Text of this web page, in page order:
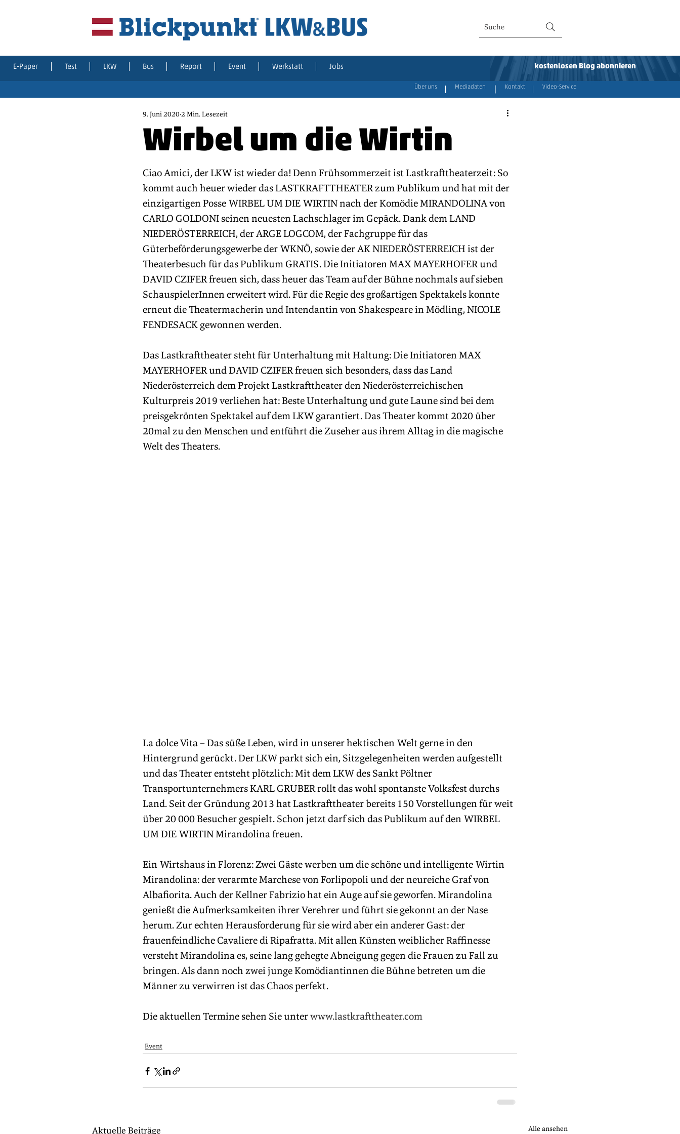
Suche
E-Paper Test LKW Bus Report Event Werkstatt Jobs kostenlosen Blog abonnieren
Wirbel um die Wirtin
9. Juni 2020 2 Min. Lesezeit
Ciao Amici, der LKW ist wieder da! Denn Frühsommerzeit ist Lastkrafttheaterzeit: So
kommt auch heuer wieder das LASTKRAFTTHEATER zum Publikum und hat mit der
einzigartigen Posse WIRBEL UM DIE WIRTIN nach der Komödie MIRANDOLINA von
CARLO GOLDONI seinen neuesten Lachschlager im Gepäck. Dank dem LAND
NIEDERÖSTERREICH, der ARGE LOGCOM, der Fachgruppe für das
Güterbeförderungsgewerbe der WKNÖ, sowie der AK NIEDERÖSTERREICH ist der
Theaterbesuch für das Publikum GRATIS. Die Initiatoren MAX MAYERHOFER und
DAVID CZIFER freuen sich, dass heuer das Team auf der Bühne nochmals auf sieben
SchauspielerInnen erweitert wird. Für die Regie des großartigen Spektakels konnte
erneut die Theatermacherin und Intendantin von Shakespeare in Mödling, NICOLE
FENDESACK gewonnen werden.
Das Lastkrafttheater steht für Unterhaltung mit Haltung: Die Initiatoren MAX
MAYERHOFER und DAVID CZIFER freuen sich besonders, dass das Land
Niederösterreich dem Projekt Lastkrafttheater den Niederösterreichischen
Kulturpreis 2019 verliehen hat: Beste Unterhaltung und gute Laune sind bei dem
preisgekrönten Spektakel auf dem LKW garantiert. Das Theater kommt 2020 über
20mal zu den Menschen und entführt die Zuseher aus ihrem Alltag in die magische
Welt des Theaters.
La dolce Vita – Das süße Leben, wird in unserer hektischen Welt gerne in den
Hintergrund gerückt. Der LKW parkt sich ein, Sitzgelegenheiten werden aufgestellt
und das Theater entsteht plötzlich: Mit dem LKW des Sankt Pöltner
Transportunternehmers KARL GRUBER rollt das wohl spontanste Volksfest durchs
Land. Seit der Gründung 2013 hat Lastkrafttheater bereits 150 Vorstellungen für weit
über 20 000 Besucher gespielt. Schon jetzt darf sich das Publikum auf den WIRBEL
UM DIE WIRTIN Mirandolina freuen.
Ein Wirtshaus in Florenz: Zwei Gäste werben um die schöne und intelligente Wirtin
Mirandolina: der verarmte Marchese von Forlipopoli und der neureiche Graf von
Albafiorita. Auch der Kellner Fabrizio hat ein Auge auf sie geworfen. Mirandolina
genießt die Aufmerksamkeiten ihrer Verehrer und führt sie gekonnt an der Nase
herum. Zur echten Herausforderung für sie wird aber ein anderer Gast: der
frauenfeindliche Cavaliere di Ripafratta. Mit allen Künsten weiblicher Raffinesse
versteht Mirandolina es, seine lang gehegte Abneigung gegen die Frauen zu Fall zu
bringen. Als dann noch zwei junge Komödiantinnen die Bühne betreten um die
Männer zu verwirren ist das Chaos perfekt.
Die aktuellen Termine sehen Sie unter www.lastkrafttheater.com
Event
Aktuelle Beiträge Alle ansehen
Über uns Mediadaten Kontakt Video-Service